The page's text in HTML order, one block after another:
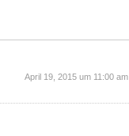
April 19, 2015 um 11:00 am